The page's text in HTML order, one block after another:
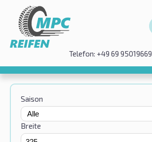
Telefon: +49 69 95019669
Saison
Breite